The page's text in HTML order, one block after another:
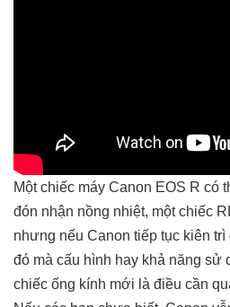
Một chiếc máy Canon EOS R có
đón nhận nồng nhiệt, một chiếc
nhưng nếu Canon tiếp tục kiên
đó mà cấu hình hay khả năng sử
chiếc ống kính mới là điều cần